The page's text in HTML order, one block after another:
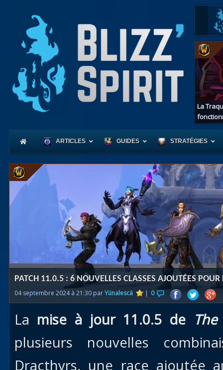
La
ARTICLES GUIDES
Coeur
Races
alliées
des îles
le vol
STRATÉGIES
PATCH 11.0.5 : 6 NOUVELLES CLASSES AJOUTÉES POUR
04 septembre 2024 à 21:30 parYünalescä | 0
La mise à jour 11.0.5 de
plusieurs nouvelles
Dracthyrs, une race ajoutée